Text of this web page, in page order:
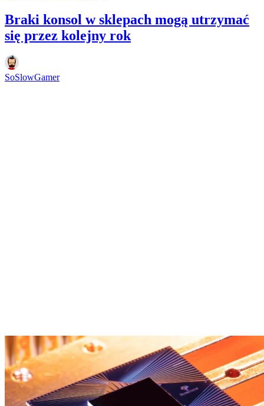
Braki konsol w sklepach mogą utrzymać
się przez kolejny rok
SoSlowGamer